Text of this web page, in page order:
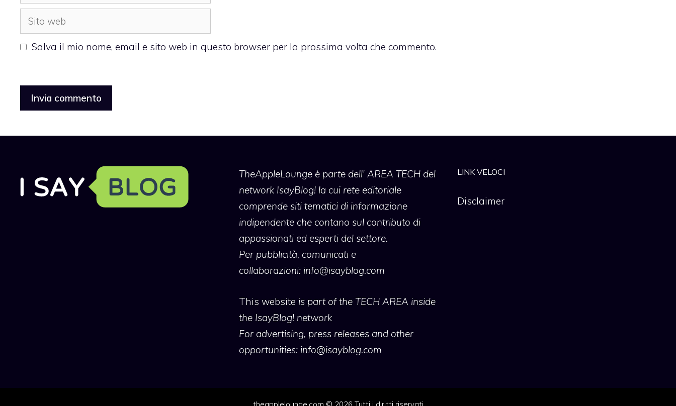
Sito
web
Salva il mio nome, email e sito web in questo browser per la prossima volta che commento.
TheAppleLoungeè parte dell' AREA TECH del
network IsayBlog! la cui rete editoriale
comprende siti tematici di informazione
indipendente che contano sul contributo di
appassionati ed esperti del settore.
Per pubblicità, comunicati e
collaborazioni: info@isayblog.com
This website is part of the TECH AREA inside
the IsayBlog! network
For advertising, press releases and other
opportunities: info@isayblog.com
LINK VELOCI
Disclaimer
theapplelounge.com © 2026 Tutti i diritti riservati